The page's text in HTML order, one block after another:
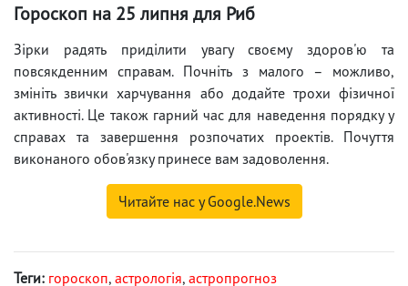
Гороскоп на 25 липня для Риб
Зірки радять приділити увагу своєму здоров'ю та
повсякденним справам. Почніть з малого – можливо,
змініть звички харчування або додайте трохи фізичної
активності. Це також гарний час для наведення порядку у
справах та завершення розпочатих проектів. Почуття
виконаного обов'язку принесе вам задоволення.
Читайте нас у Google.News
Теги: гороскоп, астрологія, астропрогноз